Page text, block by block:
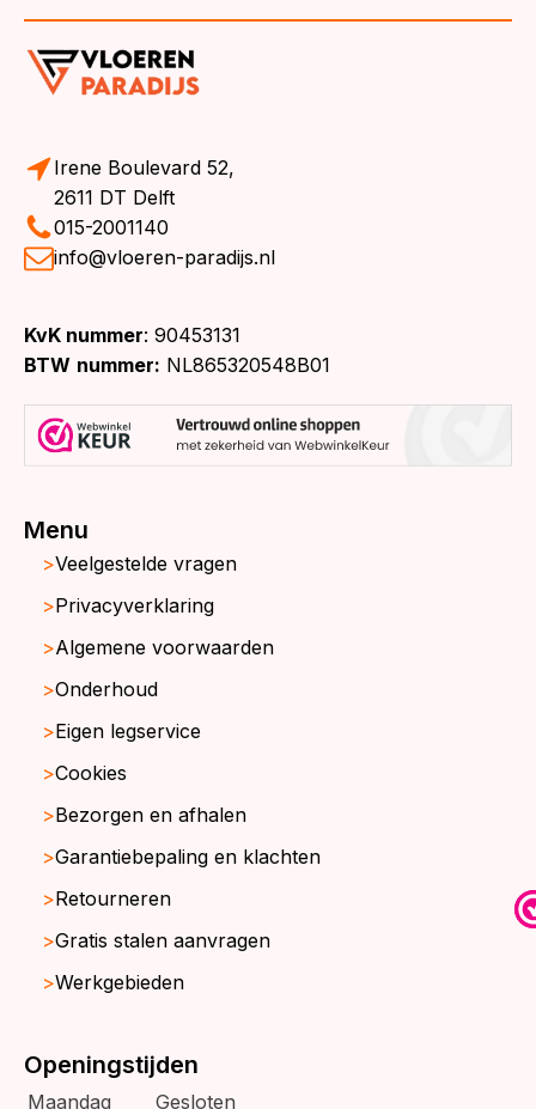
Irene Boulevard 52,
2611 DT Delft
015-2001140
info@vloeren-paradijs.nl
KvK nummer: 90453131
BTW nummer: NL865320548B01
Menu
Veelgestelde vragen
Privacyverklaring
Algemene voorwaarden
Onderhoud
Eigen legservice
Cookies
Bezorgen en afhalen
Garantiebepaling en klachten
Retourneren
Gratis stalen aanvragen
Werkgebieden
Openingstijden
Maandag
Gesloten